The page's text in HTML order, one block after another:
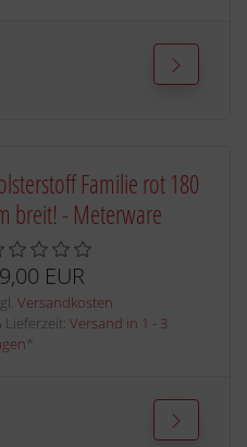
Familie rot 180
breit! - Meterware
EUR
Versandkosten
Lieferzeit:Versand in 1 - 3
*